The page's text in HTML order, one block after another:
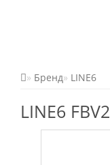
Бренд LINE6
LINE6 FBV2